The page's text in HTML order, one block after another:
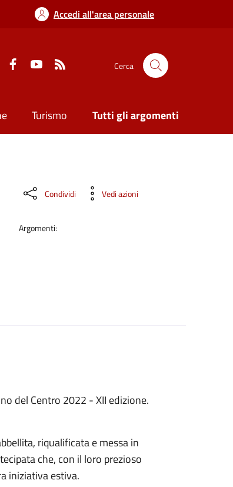
Accedi all'area personale
Cerca
Turismo Tutti gli argomenti
Condividi Vedi azioni
Argomenti:
del Centro 2022 - XII edizione.
riqualificata e messa in
che, con il loro prezioso
iniziativa estiva.